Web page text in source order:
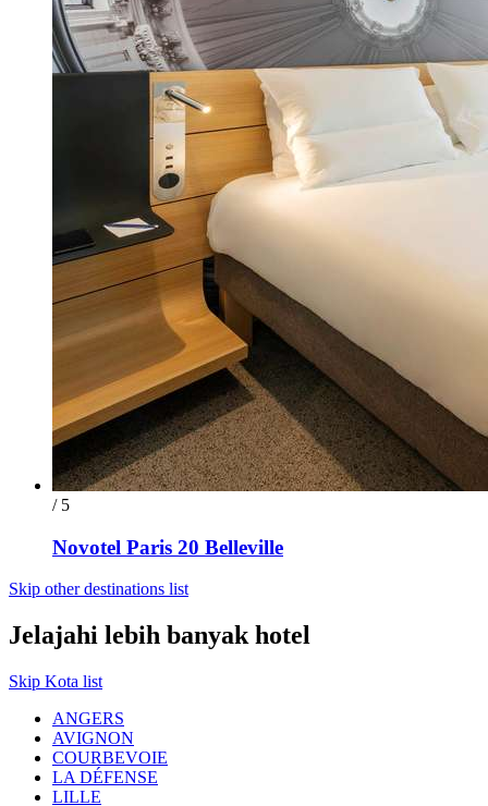
/ 5
Novotel Paris 20 Belleville
Skip other destinations list
Jelajahi lebih banyak hotel
Skip Kota list
ANGERS
AVIGNON
COURBEVOIE
LA DÉFENSE
LILLE